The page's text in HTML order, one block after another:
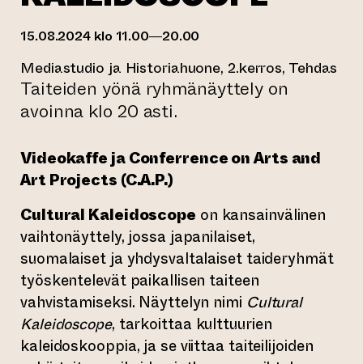
15.08.2024 klo 11.00—20.00
Mediastudio ja Historiahuone, 2.kerros, Tehdas
Taiteiden yönä ryhmänäyttely on
avoinna klo 20 asti.
Videokaffe ja Conferrence on Arts and
Art Projects (C.A.P.)
Cultural Kaleidoscope on kansainvälinen
vaihtonäyttely, jossa japanilaiset,
suomalaiset ja yhdysvaltalaiset taideryhmät
työskentelevät paikallisen taiteen
vahvistamiseksi. Näyttelyn nimi Cultural
Kaleidoscope, tarkoittaa kulttuurien
kaleidoskooppia, ja se viittaa taiteilijoiden